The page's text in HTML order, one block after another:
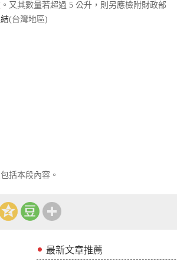
又其數量若超過 5 公升，則另應檢附財政部
(台灣地區)
括本段內容。
最新文章推薦